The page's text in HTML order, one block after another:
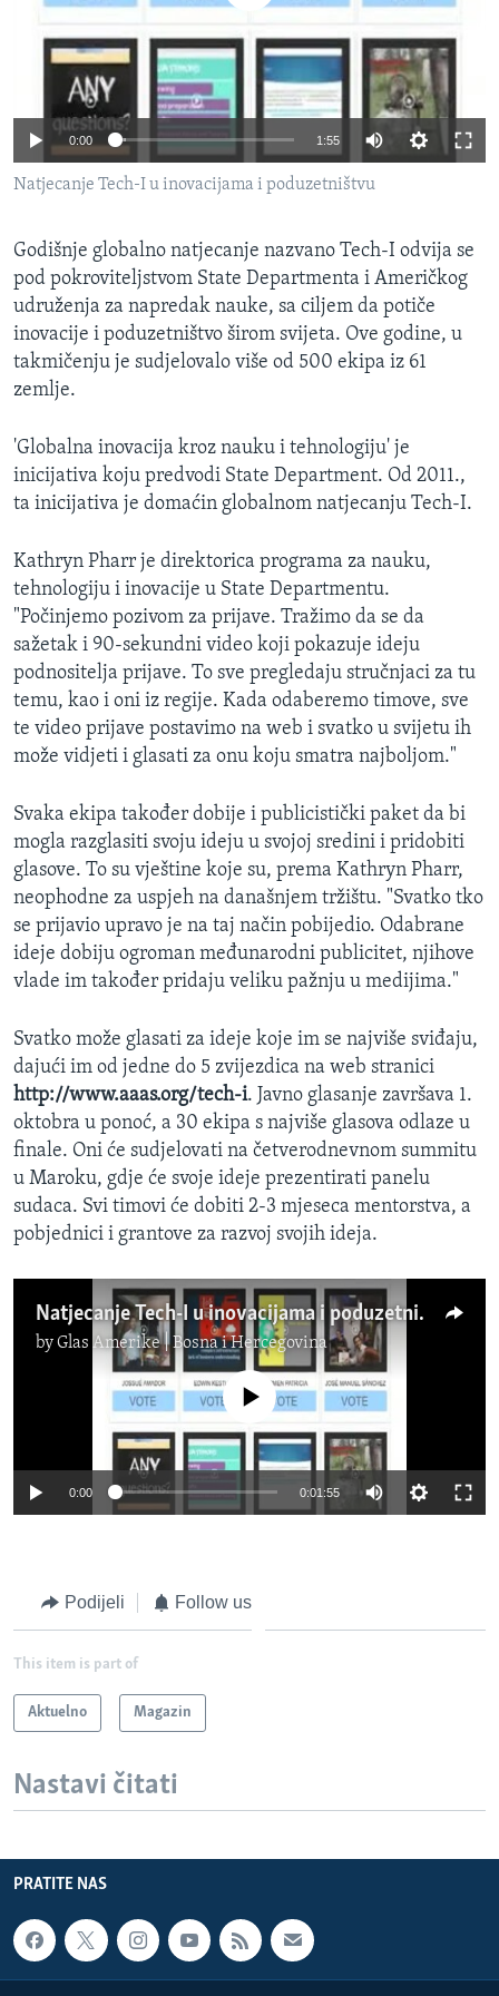
O GLASU AMERIKE
Learning English
PRATITE NAS
Jezici
0:00 1:55
Natjecanje Tech-I u inovacijama i poduzetništvu
Godišnje globalno natjecanje nazvano Tech-I odvija se
pod pokroviteljstvom State Departmenta i Američkog
udruženja za napredak nauke, sa ciljem da potiče
inovacije i poduzetništvo širom svijeta. Ove godine, u
takmičenju je sudjelovalo više od 500 ekipa iz 61
zemlje.
'Globalna inovacija kroz nauku i tehnologiju' je
inicijativa koju predvodi State Department. Od 2011.,
ta inicijativa je domaćin globalnom natjecanju Tech-I.
Kathryn Pharr je direktorica programa za nauku,
tehnologiju i inovacije u State Departmentu.
"Počinjemo pozivom za prijave. Tražimo da se da
sažetak i 90-sekundni video koji pokazuje ideju
podnositelja prijave. To sve pregledaju stručnjaci za tu
temu, kao i oni iz regije. Kada odaberemo timove, sve
te video prijave postavimo na web i svatko u svijetu ih
može vidjeti i glasati za onu koju smatra najboljom."
Svaka ekipa također dobije i publicistički paket da bi
mogla razglasiti svoju ideju u svojoj sredini i pridobiti
glasove. To su vještine koje su, prema Kathryn Pharr,
neophodne za uspjeh na današnjem tržištu. "Svatko tko
se prijavio upravo je na taj način pobijedio. Odabrane
ideje dobiju ogroman međunarodni publicitet, njihove
vlade im također pridaju veliku pažnju u medijima."
Svatko može glasati za ideje koje im se najviše sviđaju,
dajući im od jedne do 5 zvijezdica na web stranici
http://www.aaas.org/tech-i. Javno glasanje završava 1.
oktobra u ponoć, a 30 ekipa s najviše glasova odlaze u
finale. Oni će sudjelovati na četverodnevnom summitu
u Maroku, gdje će svoje ideje prezentirati panelu
sudaca. Svi timovi će dobiti 2-3 mjeseca mentorstva, a
pobjednici i grantove za razvoj svojih ideja.
Natjecanje Tech-I u inovacijama i poduzetništvu
byGlas Amerike | Bosna i Hercegovina
No media source currently available
0:00 0:01:55
Podijeli Follow us
This item is part of
Aktuelno Magazin
Nastavi čitati
PRATITE NAS